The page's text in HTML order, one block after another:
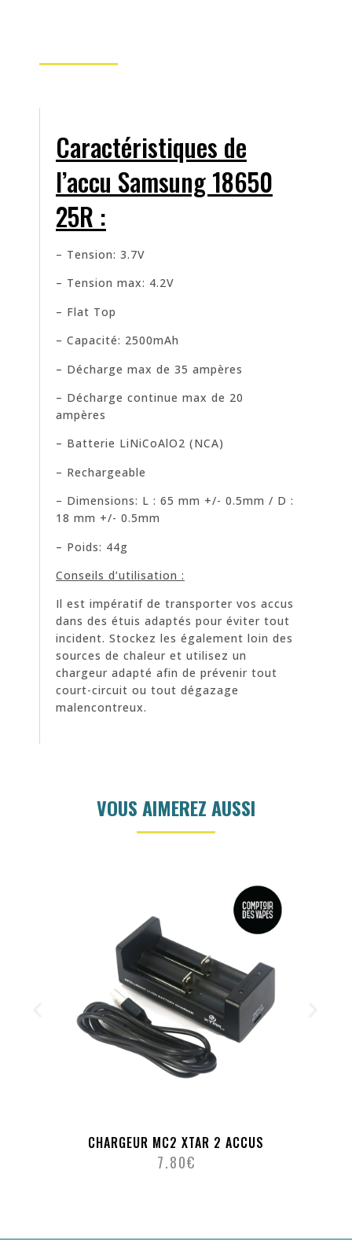
Caractéristiques de
l’accu Samsung 18650
25R :
– Tension: 3.7V
– Tension max: 4.2V
– Flat Top
– Capacité: 2500mAh
– Décharge max de 35 ampères
– Décharge continue max de 20
ampères
– Batterie LiNiCoAlO2 (NCA)
– Rechargeable
– Dimensions: L : 65 mm +/- 0.5mm / D :
18 mm +/- 0.5mm
– Poids: 44g
Conseils d’utilisation :
Il est impératif de transporter vos accus
dans des étuis adaptés pour éviter tout
incident. Stockez les également loin des
sources de chaleur et utilisez un
chargeur adapté afin de prévenir tout
court-circuit ou tout dégazage
malencontreux.
VOUS AIMEREZ AUSSI
CHARGEUR MC2 XTAR 2 ACCUS
7.80€